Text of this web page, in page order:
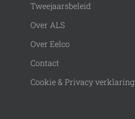
Tweejaarsbeleid
Over ALS
Over Eelco
Contact
Cookie & Privacy verklaring